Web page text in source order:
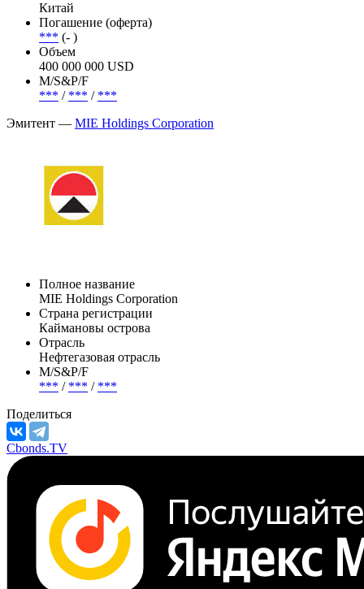
Статус
Досрочно погашена
Страна риска
Китай
Погашение (оферта)
*** (- )
400 000 000 USD
Эмитент —MIE Holdings Corporation
Полное название
MIE Holdings Corporation
Страна регистрации
Каймановы острова
Нефтегазовая отрасль
М/S&P/F
***/
Поделиться
Cbonds.TV